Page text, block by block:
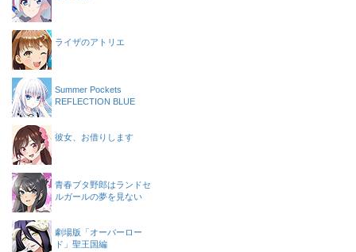
ライザのアトリエ
Summer Pockets
REFLECTION BLUE
彼女、お借りします
青春ブタ野郎はランドセ
ルガールの夢を見ない
劇場版「オーバーロー
ド」聖王国編